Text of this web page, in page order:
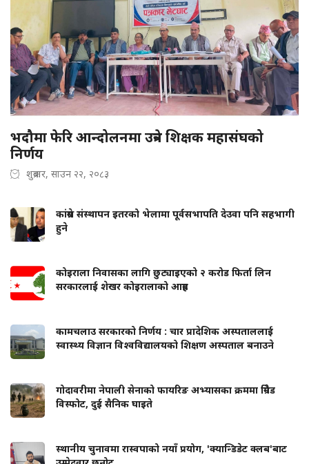
भदौमा फेरि आन्दोलनमा उत्रने शिक्षक महासंघको
निर्णय
शुक्रबार, साउन २२, २०८३
कांग्रेस संस्थापन इतरको भेलामा पूर्वसभापति देउवा पनि सहभागी
हुने
कोइराला निवासका लागि छुट्याइएको २ करोड फिर्ता लिन
सरकारलाई शेखर कोइरालाको आग्रह
कामचलाउ सरकारको निर्णय : चार प्रादेशिक अस्पताललाई
स्वास्थ्य विज्ञान विश्वविद्यालयको शिक्षण अस्पताल बनाउने
गोदावरीमा नेपाली सेनाको फायरिङ अभ्यासका क्रममा ग्रिनेड
विस्फोट, दुई सैनिक घाइते
स्थानीय चुनावमा रास्वपाको नयाँ प्रयोग, 'क्यान्डिडेट क्लब'बाट